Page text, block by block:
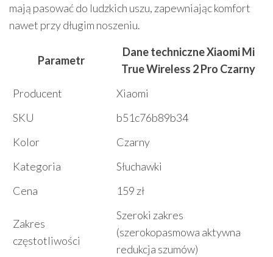
mają pasować do ludzkich uszu, zapewniając komfort
nawet przy długim noszeniu.
Parametr
Dane techniczne Xiaomi Mi
True Wireless 2 Pro Czarny
Producent
Xiaomi
SKU
b51c76b89b34
Kolor
Czarny
Kategoria
Słuchawki
Cena
159 zł
Zakres
częstotliwości
Szeroki zakres
(szerokopasmowa aktywna
redukcja szumów)